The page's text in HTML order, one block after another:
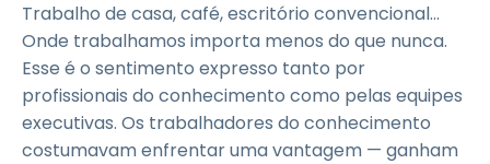
Trabalho de casa, café, escritório convencional...
Onde trabalhamos importa menos do que nunca.
Esse é o sentimento expresso tanto por
profissionais do conhecimento como pelas equipes
executivas. Os trabalhadores do conhecimento
costumavam enfrentar uma vantagem — ganham